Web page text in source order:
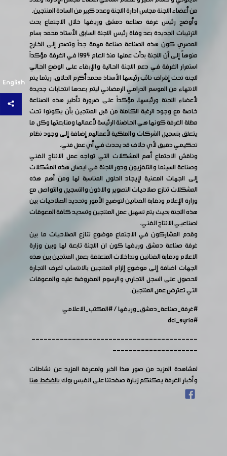
English
من أعضاء اللجنة مجلس ادارة اللجنة وعدد كبير من السادة المنتجين.
وأوضح رئيس غرفة صناعة دمشق وريفها خلال الاجتماع بحث
الترتيبات الجديدة بعد وفاة رئيس اللجنة السابق الأستاذ محمد بسام
المصري كون هذه الصناعة صناعة مهمة جداً وتصدر إلى الخارج
منوهاً إلى أن اللجنة بدأت عملها منذ العام 1994 في الغرفة مؤكداً
استمرار الغرفة في دعم اللجنة الحالية والإبقاء على الوضع الحالي
للجنة تحت إشراف نائب رئيسها الأستاذ محمد أكرم الحلاق، ريثما يتم
الانتهاء من الموسم الدرامي الرمضاني ليتم بعدها انتخابات جديدة
لأعضاء اللجنة ورئيسها، مؤكداً على ضرورة تأطير هذه الصناعة
خاصة مع وجود الرغبة الكاملة من قبل المنتجين بأن يكونوا تحت
مظلة الغرفة كونها هي الحاضنة الرئيسة لأعمالها ومتابعتها وكل ما
يتعلق بتسجيل الشركات والملكية لأعمالهم إضافة إلى وجود نظام
تحكيمي دقيق لأي خلاف قد يحدث في أي عمل فني.
وناقش الاجتماع أهم المشكلات التي تواجه عمل الانتاج الفني
وصناعة السينما والتلفزيون ودور اللجنة في ايصال هذه المشكلات
إلى الجهات المعنية لإيجاد الحلول المناسبة لها ومن أهم هذه
المشكلات تنازع صلاحيات التصوير والاذون والتسجيل والتواصل مع
وزارة الإعلام ونقابة الفنانين لتوضيح الأمور وتحديد الصلاحيات بين
هذه اللجنة بحيث يتم تسهيل عمل المنتجين وتسديد كافة المعوقات
لصناعيي الانتاج الفني.
وقدم المشاركون في الاجتماع موضوع تنازع الصلاحيات ما بين
غرفة صناعة دمشق وريفها كون ان اللجنة تابعة لها وبين وزارة
الاعلام ونقابة الفنانين وتداخلات المتعلقة بعمل المنتجين بين هذه
الجهات اضافة إلى موضوع إلزام المنتجين بالانتساب لغرف التجارة
للحصول على السجل التجاري والرسوم المفروضة عليه والمعوقات
التي تعترض عمل المنتجين.
#غرفة_صناعة_دمشق_وريفها/#المكتب_الاعلامي
#dci_syria
-----------------------------------------
---------------------
لمشاهدة المزيد من صور هذا الخبر ولمعرفة المزيد عن نشاطات
وأخبار الغرفة يمكنكم زيارة صفحتنا على الفيس بوكبالضغط هنا